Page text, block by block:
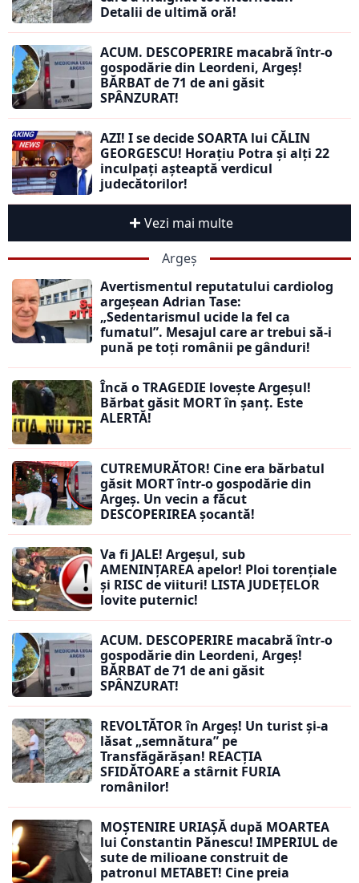
Detalii de ultimă oră!
ACUM. DESCOPERIRE macabră într-o
gospodărie din Leordeni, Argeș!
BĂRBAT de 71 de ani găsit
SPÂNZURAT!
AZI! I se decide SOARTA lui CĂLIN
GEORGESCU! Horațiu Potra și alți 22
inculpați așteaptă verdicul
judecătorilor!
Vezi mai multe
Argeș
Avertismentul reputatului cardiolog
argeșean Adrian Tase:
„Sedentarismul ucide la fel ca
fumatul”. Mesajul care ar trebui să-i
pună pe toți românii pe gânduri!
Încă o TRAGEDIE lovește Argeșul!
Bărbat găsit MORT în șanț. Este
ALERTĂ!
CUTREMURĂTOR! Cine era bărbatul
găsit MORT într-o gospodărie din
Argeș. Un vecin a făcut
DESCOPERIREA șocantă!
Va fi JALE! Argeșul, sub
AMENINȚAREA apelor! Ploi torențiale
și RISC de viituri! LISTA JUDEȚELOR
lovite puternic!
ACUM. DESCOPERIRE macabră într-o
gospodărie din Leordeni, Argeș!
BĂRBAT de 71 de ani găsit
SPÂNZURAT!
REVOLTĂTOR în Argeș! Un turist și-a
lăsat „semnătura” pe
Transfăgărășan! REACȚIA
SFIDĂTOARE a stârnit FURIA
românilor!
MOȘTENIRE URIAȘĂ după MOARTEA
lui Constantin Pănescu! IMPERIUL de
sute de milioane construit de
patronul METABET! Cine preia